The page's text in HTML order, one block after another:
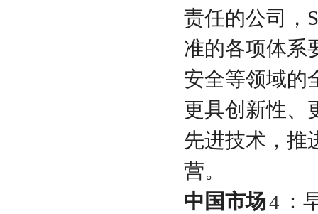
责任的公司，
准的各项体系
安全等领域的
更具创新性、
先进技术，推
营。
中国市场4 ：